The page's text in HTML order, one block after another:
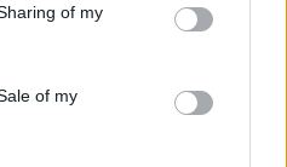
of my
of my
sempre più serrata tra i
La distanza minima
largo suggerisce un
dove anche piccoli